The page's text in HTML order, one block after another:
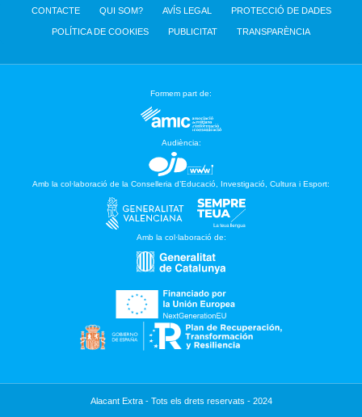
CONTACTE QUI SOM? AVÍS LEGAL PROTECCIÓ DE DADES
POLÍTICA DE COOKIES PUBLICITAT TRANSPARÈNCIA
Formem part de:
Audiència:
Amb la col·laboració de la Conselleria d’Educació, Investigació, Cultura i Esport:
Amb la col·laboració de:
Alacant Extra - Tots els drets reservats - 2024